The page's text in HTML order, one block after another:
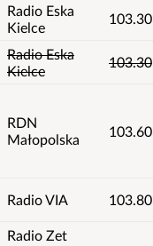
Radio Eska
Kielce
103.30
Radio Eska
Kielce
103.30
RDN
Małopolska
103.60
Radio VIA 103.80
Radio Zet